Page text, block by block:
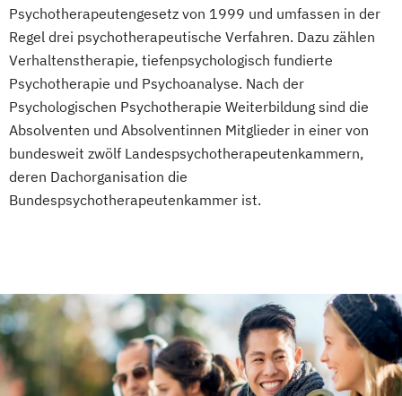
Psychotherapeutengesetz von 1999 und umfassen in der
Regel drei psychotherapeutische Verfahren. Dazu zählen
Verhaltenstherapie, tiefenpsychologisch fundierte
Psychotherapie und Psychoanalyse. Nach der
Psychologischen Psychotherapie Weiterbildung sind die
Absolventen und Absolventinnen Mitglieder in einer von
bundesweit zwölf Landespsychotherapeutenkammern,
deren Dachorganisation die
Bundespsychotherapeutenkammer ist.